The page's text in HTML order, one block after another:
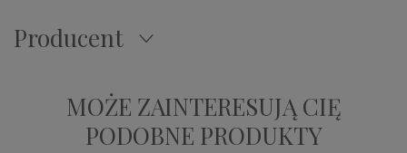
Producent
MOŻE ZAINTERESUJĄ CIĘ
PODOBNE PRODUKTY